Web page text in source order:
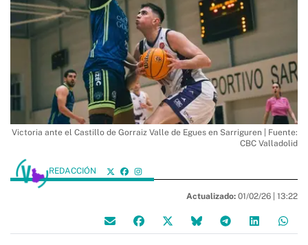
Victoria ante el Castillo de Gorraiz Valle de Egues en Sarriguren | Fuente:
CBC Valladolid
REDACCIÓN
Actualizado: 01/02/26 | 13:22